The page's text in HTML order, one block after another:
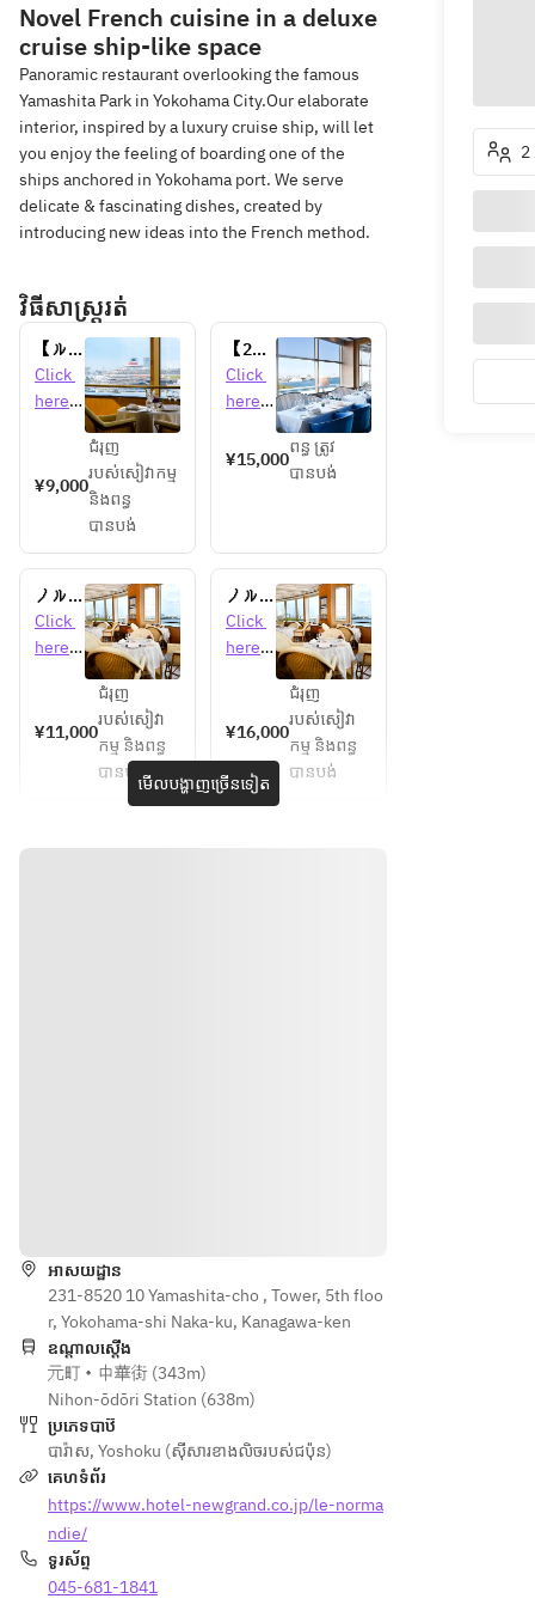
Novel French cuisine in a deluxe
cruise ship-like space
Panoramic restaurant overlooking the famous
Yamashita Park in Yokohama City.Our elaborate
interior, inspired by a luxury cruise ship, will let
you enjoy the feeling of boarding one of the
ships anchored in Yokohama port. We serve
delicate & fascinating dishes, created by
introducing new ideas into the French method.
វិធីសាស្រ្តរត់
【ル・
ノルマ
ンデ
船入港
Click
here
s
¥9,000
ជំរុញ
របស់សៀវាកម្ម
និងពន្ធ
បានបង់
【2名
様～乾
杯用シ
ーキ
タリア
ニバー
サリー
ランチ
Click
here
detail
¥15,000
ពន្ធ ត្រូវ
បានបង់
ノルマ
ンディ
自慢の
杯）を
Click
here
s
¥11,000
ជំរុញ
របស់សៀវា
កម្ម និងពន្ធ
បានបង់
ノルマ
ンディ
自慢の
杯）を
楽しむ
コース
ランチ
Click
here
s
¥16,000
ជំរុញ
របស់សៀវា
កម្ម និងពន្ធ
បានបង់
មើលបង្ហាញច្រើនទៀត
អាសយដ្ឋាន
231-8520 10 Yamashita-cho , Tower, 5th floo
r, Yokohama-shi Naka-ku, Kanagawa-ken
ឧណ្ដាលស្ដើង
元町・中華街 (343m)
Nihon-ōdōri Station (638m)
ប្រភេទបាឋ៊
បារ៉ាស, Yoshoku (ស៊ីសារខាងលិចរបស់ជប៉ុន)
គេហទំព័រ
https://www.hotel-newgrand.co.jp/le-norma
ndie/
ទូរស័ព្ទ
045-681-1841
2